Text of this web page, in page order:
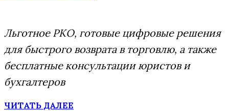
Льготное РКО, готовые цифровые решения
для быстрого возврата в торговлю, а также
бесплатные консультации юристов и
бухгалтеров
ЧИТАТЬ ДАЛЕЕ